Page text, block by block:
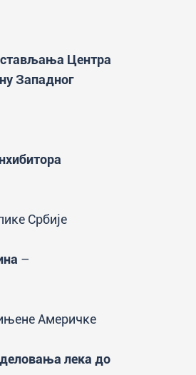
Центра
Западног
Србије
–
Америчке
лека до